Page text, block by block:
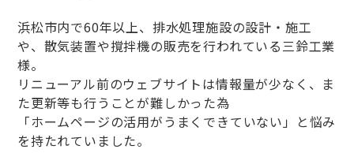
浜松市内で60年以上、排水処理施設の設計・施工
や、散気装置や撹拌機の販売を行われている三鈴工業
様。
リニューアル前のウェブサイトは情報量が少なく、ま
た更新等も行うことが難しかった為
「ホームページの活用がうまくできていない」と悩み
を持たれていました。